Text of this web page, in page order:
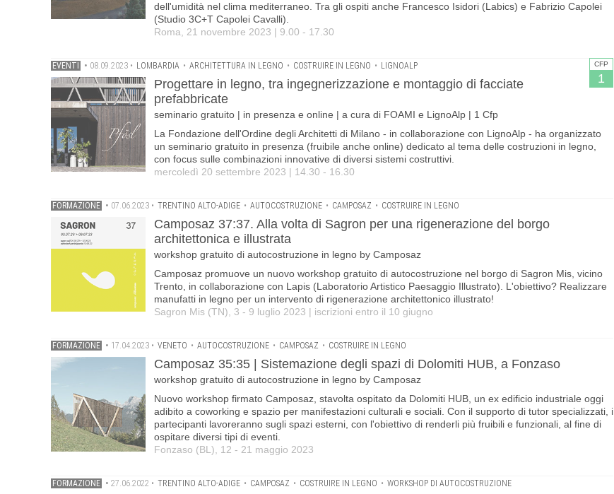
dell'umidità nel clima mediterraneo. Tra gli ospiti anche Francesco Isidori (Labics) e Fabrizio Capolei
(Studio 3C+T Capolei Cavalli).
Roma, 21 novembre 2023 | 9.00 - 17.30
CFP
1
EVENTI • 08.09.2023 • LOMBARDIA • ARCHITETTURA IN LEGNO • COSTRUIRE IN LEGNO • LIGNOALP
Progettare in legno, tra ingegnerizzazione e montaggio di facciate
prefabbricate
seminario gratuito | in presenza e online | a cura di FOAMI e LignoAlp | 1 Cfp
La Fondazione dell'Ordine degli Architetti di Milano - in collaborazione con LignoAlp - ha organizzato
un seminario gratuito in presenza (fruibile anche online) dedicato al tema delle costruzioni in legno,
con focus sulle combinazioni innovative di diversi sistemi costruttivi.
mercoledì 20 settembre 2023 | 14.30 - 16.30
FORMAZIONE • 07.06.2023 • TRENTINO ALTO-ADIGE • AUTOCOSTRUZIONE • CAMPOSAZ • COSTRUIRE IN LEGNO
Camposaz 37:37. Alla volta di Sagron per una rigenerazione del borgo
architettonica e illustrata
workshop gratuito di autocostruzione in legno by Camposaz
Camposaz promuove un nuovo workshop gratuito di autocostruzione nel borgo di Sagron Mis, vicino
Trento, in collaborazione con Lapis (Laboratorio Artistico Paesaggio Illustrato). L'obiettivo? Realizzare
manufatti in legno per un intervento di rigenerazione architettonico illustrato!
Sagron Mis (TN), 3 - 9 luglio 2023 | iscrizioni entro il 10 giugno
FORMAZIONE • 17.04.2023 • VENETO • AUTOCOSTRUZIONE • CAMPOSAZ • COSTRUIRE IN LEGNO
Camposaz 35:35 | Sistemazione degli spazi di Dolomiti HUB, a Fonzaso
workshop gratuito di autocostruzione in legno by Camposaz
Nuovo workshop firmato Camposaz, stavolta ospitato da Dolomiti HUB, un ex edificio industriale oggi
adibito a coworking e spazio per manifestazioni culturali e sociali. Con il supporto di tutor specializzati, i
partecipanti lavoreranno sugli spazi esterni, con l'obiettivo di renderli più fruibili e funzionali, al fine di
ospitare diversi tipi di eventi.
Fonzaso (BL), 12 - 21 maggio 2023
FORMAZIONE • 27.06.2022 • TRENTINO ALTO-ADIGE • CAMPOSAZ • COSTRUIRE IN LEGNO • WORKSHOP DI AUTOCOSTRUZIONE